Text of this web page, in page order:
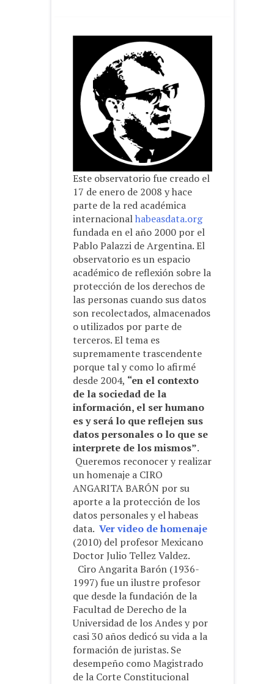
Este observatorio fue creado el
17 de enero de 2008 y hace
parte de la red académica
internacionalhabeasdata.org
fundada en el año 2000 por el
Pablo Palazzi de Argentina. El
observatorio es un espacio
académico de reflexión sobre la
protección de los derechos de
las personas cuando sus datos
son recolectados, almacenados
o utilizados por parte de
terceros. El tema es
supremamente trascendente
porque tal y como lo afirmé
desde 2004, “en el contexto
de la sociedad de la
información, el ser humano
es y será lo que reflejen sus
datos personales o lo que se
interprete de los mismos”.
Queremos reconocer y realizar
un homenaje a CIRO
ANGARITA BARÓN por su
aporte a la protección de los
datos personales y el habeas
data. Ver video de homenaje
(2010) del profesor Mexicano
Doctor Julio Tellez Valdez.
Ciro Angarita Barón (1936-
1997) fue un ilustre profesor
que desde la fundación de la
Facultad de Derecho de la
Universidad de los Andes y por
casi 30 años dedicó su vida a la
formación de juristas. Se
desempeño como Magistrado
de la Corte Constitucional